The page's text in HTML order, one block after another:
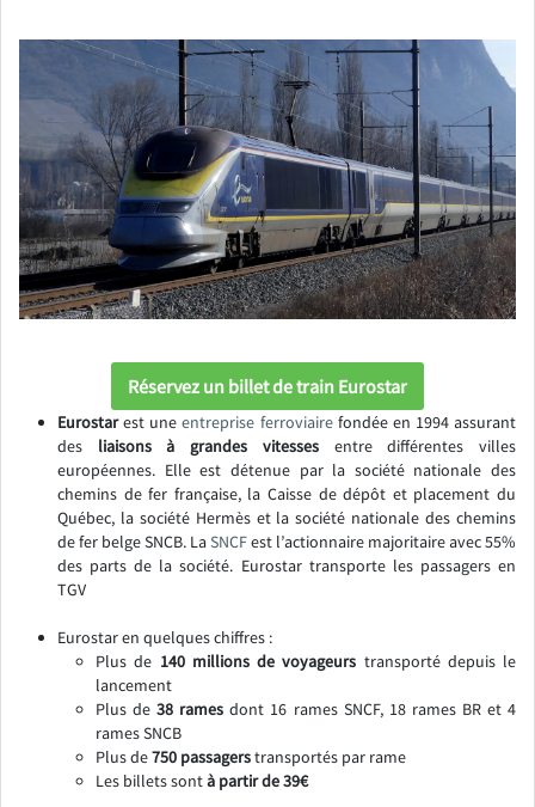
Réservez un billet de train Eurostar
Eurostarest uneentreprise ferroviairefondée en 1994 assurant
des liaisons à grandes vitesses entre différentes villes
européennes. Elle est détenue par la société nationale des
chemins de fer française, la Caisse de dépôt et placement du
Québec, la société Hermès et la société nationale des chemins
de fer belge SNCB. LaSNCFest l’actionnaire majoritaire avec 55%
des parts de la société. Eurostar transporte les passagers en
TGV
Eurostar en quelques chiffres :
Plus de 140 millions de voyageurs transporté depuis le
lancement
Plus de38 rames dont 16 rames SNCF, 18 rames BR et 4
rames SNCB
Plus de750 passagerstransportés par rame
Les billets sontà partir de 39€